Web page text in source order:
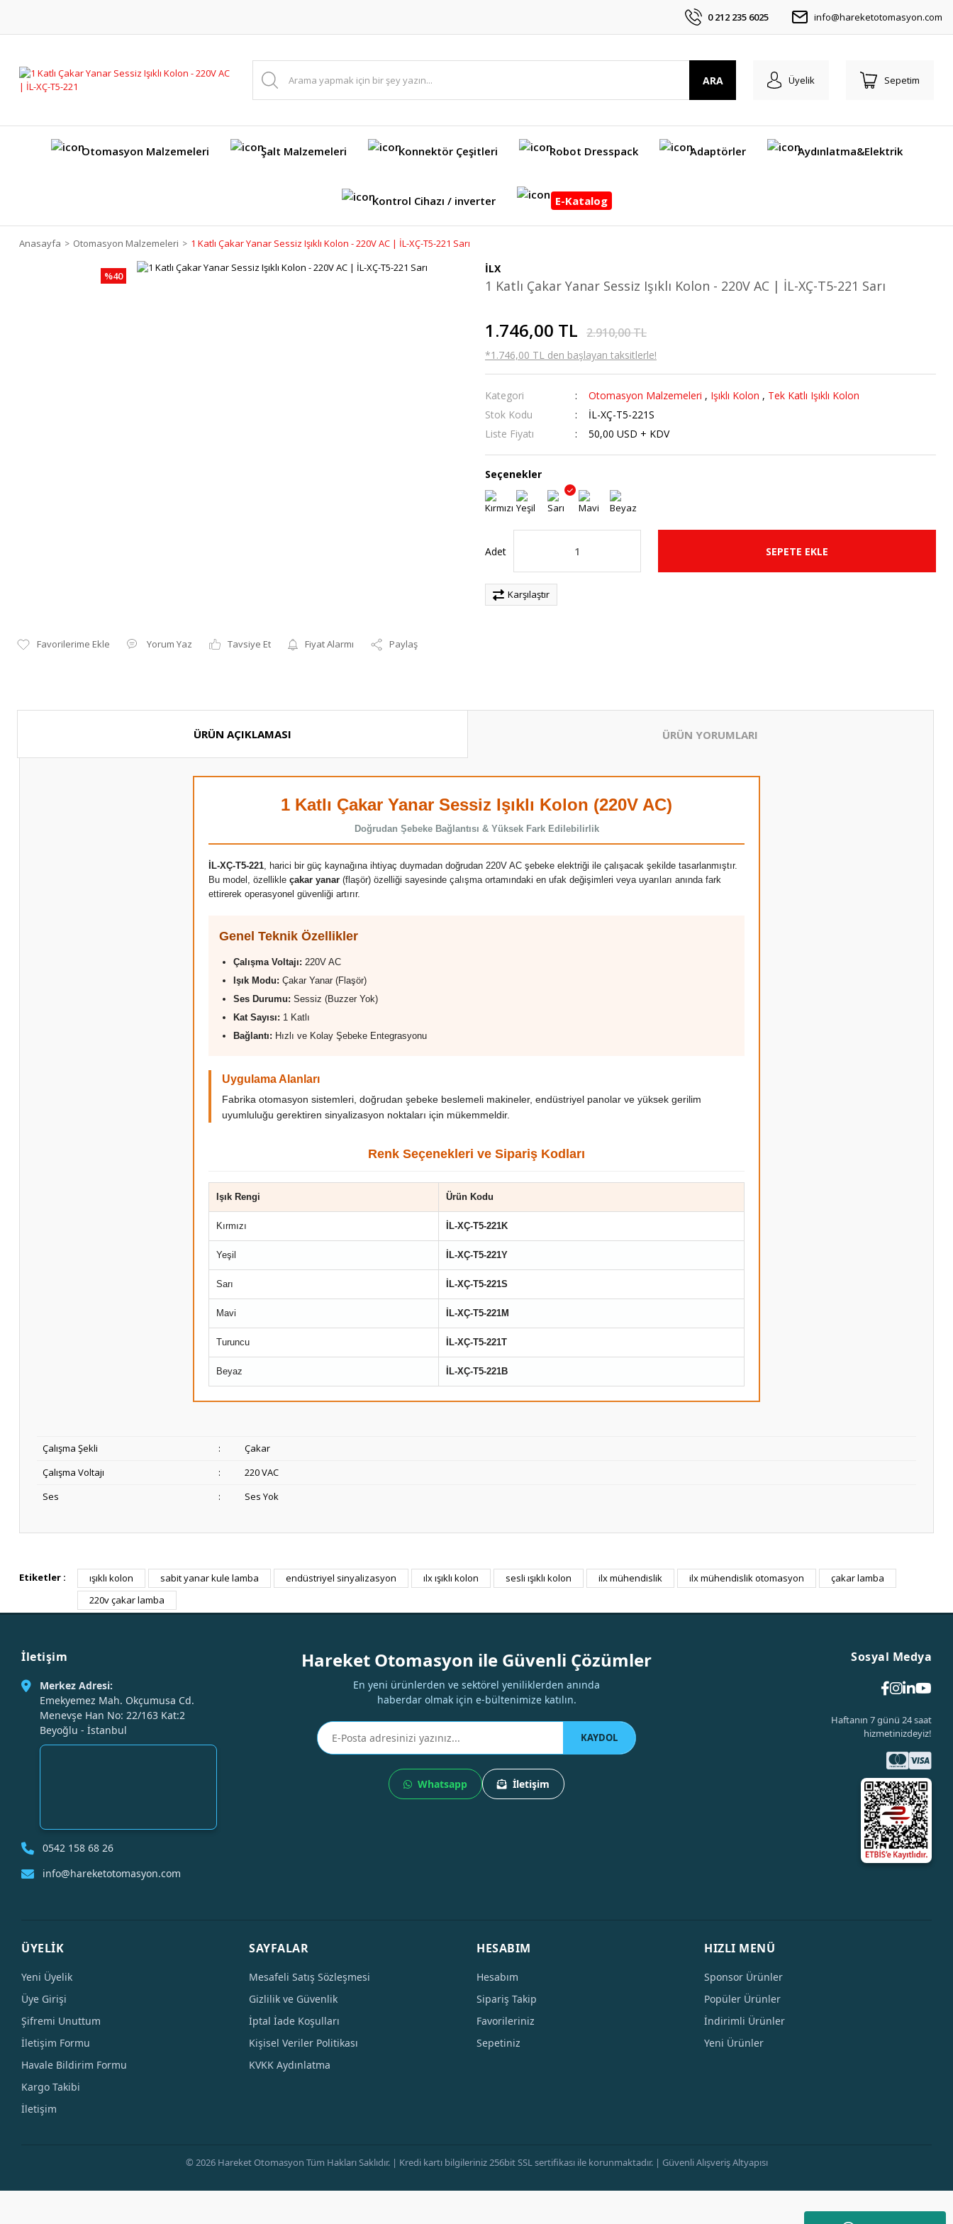
0 212 235 6025 info@hareketotomasyon.com
ARA Üyelik Sepetim
Otomasyon Malzemeleri Şalt Malzemeleri Konnektör Çeşitleri Robot Dresspack Adaptörler Aydınlatma&Elektrik
Kontrol Cihazı / inverter E-Katalog
Anasayfa Otomasyon Malzemeleri 1 Katlı Çakar Yanar Sessiz Işıklı Kolon - 220V AC | İL-XÇ-T5-221 Sarı
%40
Yorum Yaz Tavsiye Et Fiyat Alarmı Paylaş
İLX
1 Katlı Çakar Yanar Sessiz Işıklı Kolon - 220V AC | İL-XÇ-T5-221 Sarı
1.746,00 TL 2.910,00 TL
*1.746,00 TL den başlayan taksitlerle!
Kategori Otomasyon Malzemeleri , Işıklı Kolon , Tek Katlı Işıklı Kolon
Stok Kodu
İL-XÇ-T5-221S
Liste Fiyatı
50,00 USD + KDV
Seçenekler
Adet SEPETE EKLE
Karşılaştır
ÜRÜN AÇIKLAMASI ÜRÜN YORUMLARI
1 Katlı Çakar Yanar Sessiz Işıklı Kolon (220V AC)
Doğrudan Şebeke Bağlantısı & Yüksek Fark Edilebilirlik
İL-XÇ-T5-221, harici bir güç kaynağına ihtiyaç duymadan doğrudan 220V AC şebeke elektriği ile çalışacak şekilde tasarlanmıştır.
Bu model, özellikle çakar yanar (flaşör) özelliği sayesinde çalışma ortamındaki en ufak değişimleri veya uyarıları anında fark
ettirerek operasyonel güvenliği artırır.
Genel Teknik Özellikler
Çalışma Voltajı: 220V AC
Işık Modu: Çakar Yanar (Flaşör)
Ses Durumu: Sessiz (Buzzer Yok)
Kat Sayısı: 1 Katlı
Bağlantı: Hızlı ve Kolay Şebeke Entegrasyonu
Uygulama Alanları
Fabrika otomasyon sistemleri, doğrudan şebeke beslemeli makineler, endüstriyel panolar ve yüksek gerilim
uyumluluğu gerektiren sinyalizasyon noktaları için mükemmeldir.
Renk Seçenekleri ve Sipariş Kodları
Işık Rengi Ürün Kodu
Kırmızı İL-XÇ-T5-221K
Yeşil İL-XÇ-T5-221Y
Sarı İL-XÇ-T5-221S
Mavi İL-XÇ-T5-221M
Turuncu İL-XÇ-T5-221T
Beyaz İL-XÇ-T5-221B
Çalışma Şekli :
Çakar
Çalışma Voltajı
:
220 VAC
Ses
: Ses Yok
Bu ürüne ilk yorumu siz yapın!
Etiketler : ışıklı kolon sabit yanar kule lamba endüstriyel sinyalizasyon ılx ışıklı kolon sesli ışıklı kolon ilx mühendislik ilx mühendislik otomasyon
çakar lamba
220v çakar lamba
İletişim
Merkez Adresi:
Emekyemez Mah. Okçumusa Cd.
Menevşe Han No: 22/163 Kat:2
Beyoğlu - İstanbul
0542 158 68 26
info@hareketotomasyon.com
Hareket Otomasyon ile Güvenli Çözümler
En yeni ürünlerden ve sektörel yeniliklerden anında
haberdar olmak için e-bültenimize katılın.
KAYDOL
Whatsapp İletişim
Sosyal Medya
Haftanın 7 günü 24 saat
hizmetinizdeyiz!
ÜYELİK
Yeni Üyelik
Üye Girişi
Şifremi Unuttum
İletişim Formu
Havale Bildirim Formu
Kargo Takibi
İletişim
SAYFALAR
Mesafeli Satış Sözleşmesi
Gizlilik ve Güvenlik
İptal İade Koşulları
Kişisel Veriler Politikası
KVKK Aydınlatma
HESABIM
Hesabım
Sipariş Takip
Favorileriniz
Sepetiniz
HIZLI MENÜ
Sponsor Ürünler
Popüler Ürünler
İndirimli Ürünler
Yeni Ürünler
© 2026 Hareket Otomasyon Tüm Hakları Saklıdır. | Kredi kartı bilgileriniz 256bit SSL sertifikası ile korunmaktadır. | Güvenli Alışveriş Altyapısı